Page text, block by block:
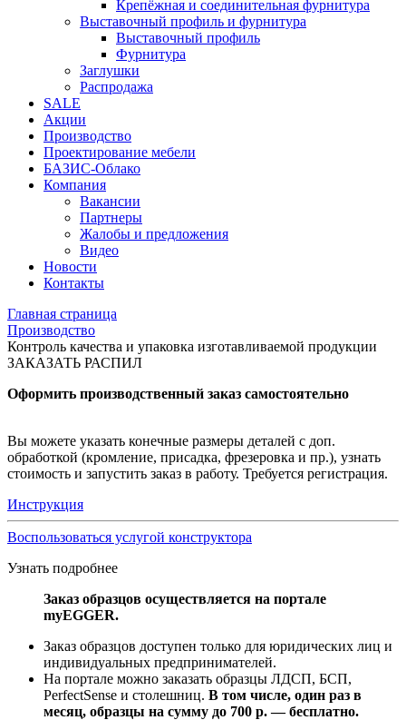
Крепёжная и соединительная фурнитура
Выставочный профиль и фурнитура
Выставочный профиль
Фурнитура
Заглушки
Распродажа
SALE
Акции
Производство
Проектирование мебели
БАЗИС-Облако
Компания
Вакансии
Партнеры
Жалобы и предложения
Видео
Новости
Контакты
Главная страница
Производство
Контроль качества и упаковка изготавливаемой продукции
ЗАКАЗАТЬ РАСПИЛ
Оформить производственный заказ самостоятельно
Вы можете указать конечные размеры деталей с доп.
обработкой (кромление, присадка, фрезеровка и пр.), узнать
стоимость и запустить заказ в работу. Требуется регистрация.
Инструкция
Воспользоваться услугой конструктора
Узнать подробнее
Заказ образцов осуществляется на портале
myEGGER.
Заказ образцов доступен только для юридических лиц и
индивидуальных предпринимателей.
На портале можно заказать образцы ЛДСП, БСП,
PerfectSense и столешниц. В том числе, один раз в
месяц, образцы на сумму до 700 р. — бесплатно.